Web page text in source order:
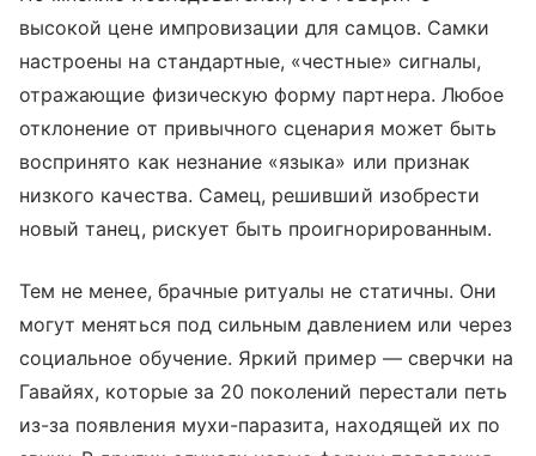
высокой цене импровизации для самцов. Самки
настроены на стандартные, «честные» сигналы,
отражающие физическую форму партнера. Любое
отклонение от привычного сценария может быть
воспринято как незнание «языка» или признак
низкого качества. Самец, решивший изобрести
новый танец, рискует быть проигнорированным.
Тем не менее, брачные ритуалы не статичны. Они
могут меняться под сильным давлением или через
социальное обучение. Яркий пример — сверчки на
Гавайях, которые за 20 поколений перестали петь
из-за появления мухи-паразита, находящей их по